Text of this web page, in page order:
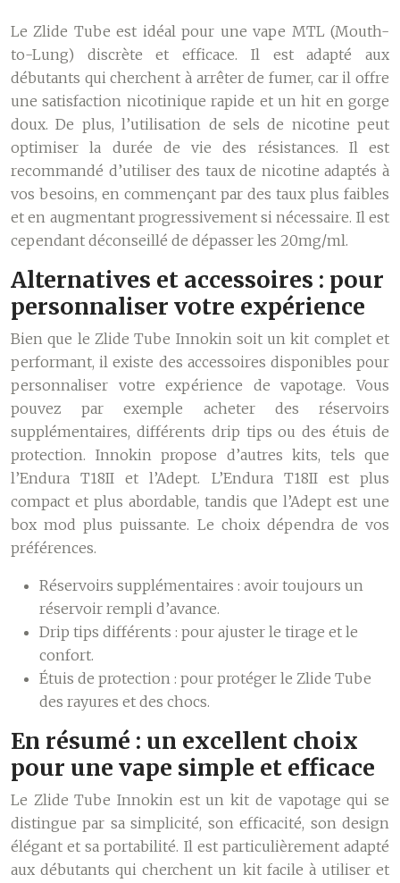
Le Zlide Tube est idéal pour une vape MTL (Mouth-
to-Lung) discrète et efficace. Il est adapté aux
débutants qui cherchent à arrêter de fumer, car il offre
une satisfaction nicotinique rapide et un hit en gorge
doux. De plus, l’utilisation de sels de nicotine peut
optimiser la durée de vie des résistances. Il est
recommandé d’utiliser des taux de nicotine adaptés à
vos besoins, en commençant par des taux plus faibles
et en augmentant progressivement si nécessaire. Il est
cependant déconseillé de dépasser les 20mg/ml.
Alternatives et accessoires : pour
personnaliser votre expérience
Bien que le Zlide Tube Innokin soit un kit complet et
performant, il existe des accessoires disponibles pour
personnaliser votre expérience de vapotage. Vous
pouvez par exemple acheter des réservoirs
supplémentaires, différents drip tips ou des étuis de
protection. Innokin propose d’autres kits, tels que
l’Endura T18II et l’Adept. L’Endura T18II est plus
compact et plus abordable, tandis que l’Adept est une
box mod plus puissante. Le choix dépendra de vos
préférences.
Réservoirs supplémentaires : avoir toujours un
réservoir rempli d’avance.
Drip tips différents : pour ajuster le tirage et le
confort.
Étuis de protection : pour protéger le Zlide Tube
des rayures et des chocs.
En résumé : un excellent choix
pour une vape simple et efficace
Le Zlide Tube Innokin est un kit de vapotage qui se
distingue par sa simplicité, son efficacité, son design
élégant et sa portabilité. Il est particulièrement adapté
aux débutants qui cherchent un kit facile à utiliser et